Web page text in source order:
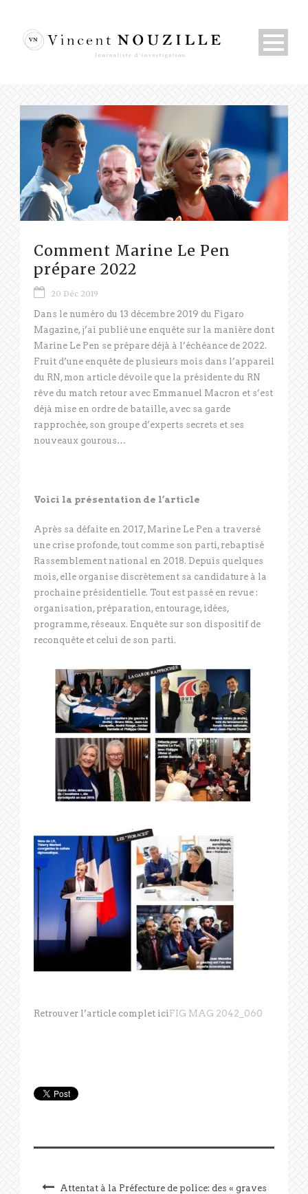
Comment Marine Le Pen
prépare 2022
20 Déc 2019
Dans le numéro du 13 décembre 2019 du Figaro
Magazine, j’ai publié une enquête sur la manière dont
Marine Le Pen se prépare déjà à l’échéance de 2022.
Fruit d’une enquête de plusieurs mois dans l’appareil
du RN, mon article dévoile que la présidente du RN
rêve du match retour avec Emmanuel Macron et s’est
déjà mise en ordre de bataille, avec sa garde
rapprochée, son groupe d’experts secrets et ses
nouveaux gourous…
Voici la présentation de l’article
Après sa défaite en 2017, Marine Le Pen a traversé
une crise profonde, tout comme son parti, rebaptisé
Rassemblement national en 2018. Depuis quelques
mois, elle organise discrètement sa candidature à la
prochaine présidentielle. Tout est passé en revue :
organisation, préparation, entourage, idées,
programme, réseaux. Enquête sur son dispositif de
reconquête et celui de son parti.
Retrouver l’article complet ici FIG MAG 2042_060
Attentat à la Préfecture de police: des « graves